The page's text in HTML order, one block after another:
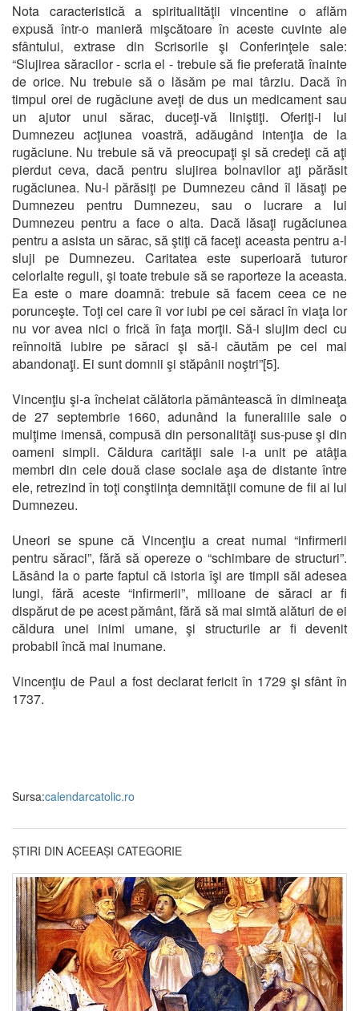
Nota caracteristică a spiritualităţii vincentine o aflăm
expusă într-o manieră mişcătoare în aceste cuvinte ale
sfântului, extrase din Scrisorile şi Conferinţele sale:
“Slujirea săracilor - scria el - trebuie să fie preferată înainte
de orice. Nu trebuie să o lăsăm pe mai târziu. Dacă în
timpul orei de rugăciune aveţi de dus un medicament sau
un ajutor unui sărac, duceţi-vă liniştiţi. Oferiţi-i lui
Dumnezeu acţiunea voastră, adăugând intenţia de la
rugăciune. Nu trebuie să vă preocupaţi şi să credeţi că aţi
pierdut ceva, dacă pentru slujirea bolnavilor aţi părăsit
rugăciunea. Nu-l părăsiţi pe Dumnezeu când îl lăsaţi pe
Dumnezeu pentru Dumnezeu, sau o lucrare a lui
Dumnezeu pentru a face o alta. Dacă lăsaţi rugăciunea
pentru a asista un sărac, să ştiţi că faceţi aceasta pentru a-l
sluji pe Dumnezeu. Caritatea este superioară tuturor
celorlalte reguli, şi toate trebuie să se raporteze la aceasta.
Ea este o mare doamnă: trebuie să facem ceea ce ne
porunceşte. Toţi cei care îi vor iubi pe cei săraci în viaţa lor
nu vor avea nici o frică în faţa morţii. Să-i slujim deci cu
reînnoită iubire pe săraci şi să-i căutăm pe cei mai
abandonaţi. Ei sunt domnii şi stăpânii noştri”[5].
Vincenţiu şi-a încheiat călătoria pământească în dimineaţa
de 27 septembrie 1660, adunând la funeraliile sale o
mulţime imensă, compusă din personalităţi sus-puse şi din
oameni simpli. Căldura carităţii sale i-a unit pe atâţia
membri din cele două clase sociale aşa de distante între
ele, retrezind în toţi conştiinţa demnităţii comune de fii ai lui
Dumnezeu.
Uneori se spune că Vincenţiu a creat numai “infirmerii
pentru săraci”, fără să opereze o “schimbare de structuri”.
Lăsând la o parte faptul că istoria îşi are timpii săi adesea
lungi, fără aceste “infirmerii”, milioane de săraci ar fi
dispărut de pe acest pământ, fără să mai simtă alături de ei
căldura unei inimi umane, şi structurile ar fi devenit
probabil încă mai inumane.
Vincenţiu de Paul a fost declarat fericit în 1729 şi sfânt în
1737.
Sursa:calendarcatolic.ro
ȘTIRI DIN ACEEAȘI CATEGORIE